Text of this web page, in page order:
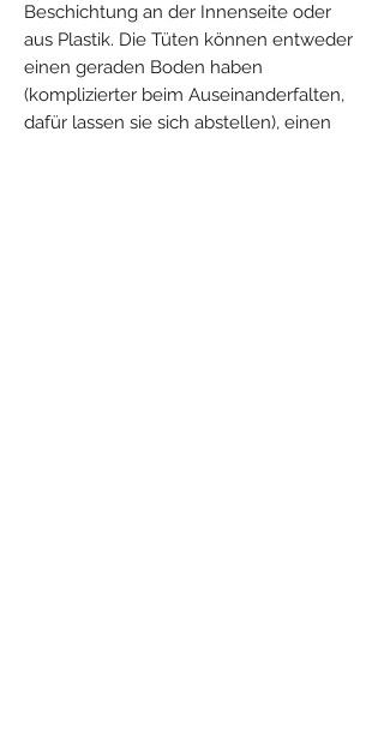
Beschichtung an der Innenseite oder
aus Plastik. Die Tüten können entweder
einen geraden Boden haben
(komplizierter beim Auseinanderfalten,
dafür lassen sie sich abstellen), einen